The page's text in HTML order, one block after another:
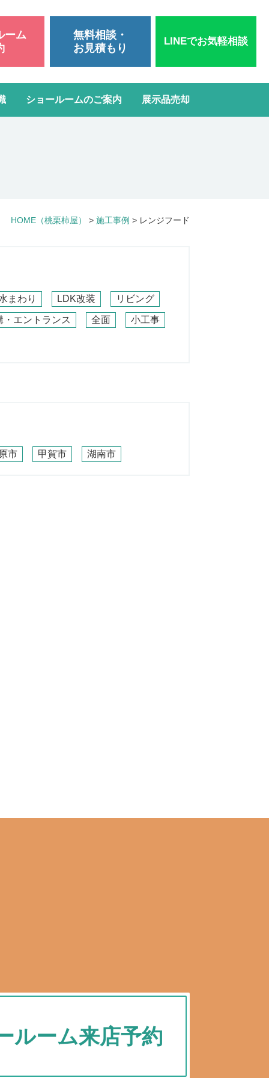
ーム
無料相談・
お見積もり
LINEでお気軽相談
ショールームのご案内 展示品売却
HOME （桃栗柿屋） > 施工事例 > レンジフード
まわり LDK改装 リビング
・エントランス 全面 小工事
市 甲賀市 湖南市
ルーム来店予約